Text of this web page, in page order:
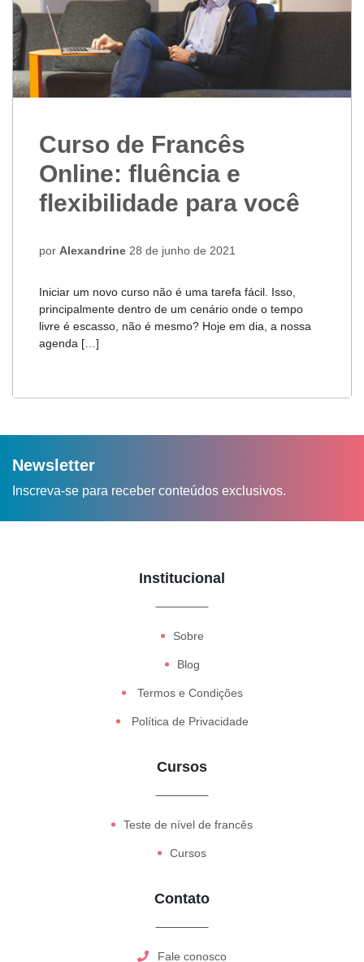
Curso de Francês
Online: fluência e
flexibilidade para você
por Alexandrine 28 de junho de 2021
Iniciar um novo curso não é uma tarefa fácil. Isso,
principalmente dentro de um cenário onde o tempo
livre é escasso, não é mesmo? Hoje em dia, a nossa
agenda […]
Newsletter
Inscreva-se para receber conteúdos exclusivos.
Institucional
Sobre
Blog
Termos e Condições
Política de Privacidade
Cursos
Teste de nível de francês
Cursos
Contato
Fale conosco